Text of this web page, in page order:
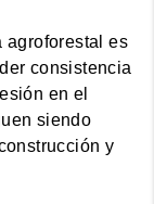
agroforestal es
consistencia
en el
siendo
y